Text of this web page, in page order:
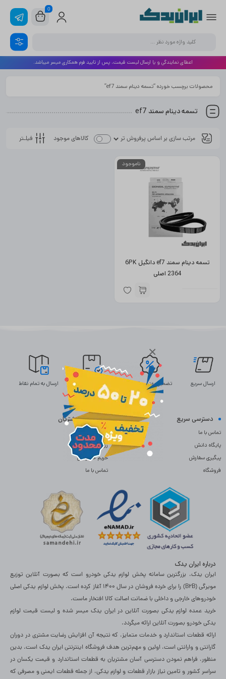
×
0
اعطای نمایندگی و یا ارسال لیست قیمت، پس از تایید فرم همکاری میسر میباشد.
محصولات برچسب خورده “تسمه دینام سمند ef7”
تسمه دینام سمند ef7
فیلـتر کالاهای موجود
ناموجود
تسمه دینام سمند ef7 دانگیل 6PK
2364 اصلی
ارسال سریع تضمین بهترین قیمت ضمانت اصالت ارسال به تمام نقاط
دسترسی سریع
تماس با ما
پایگاه دانش
پیگیری سفارش
فروشگاه
خدمات مشتریان
سوالات متداول
رویه بازگردانی کالا
حریم خصوصی
تماس با ما
درباره ایران یدک
ایران یدک، بزرگترین سامانه پخش لوازم یدکی خودرو است که بصورت آنلاین توزیع
مویرگی (B2B) را برای خرده فروشان در سال 1400 آغاز کرده است. پخش لوازم یدکی اصلی
خودروهای خارجی و داخلی با ضمانت اصالت کالا افتخار ماست.
خرید عمده لوازم یدکی بصورت آنلاین در ایران یدک میسر شده و لیست قیمت لوازم
یدکی خودرو بصورت آنلاین ارائه میگردد.
ارائه قطعات استاندارد و خدمات متمایز، که نتیجه آن افزایش رضایت مشتری در دوران
گارانتی و وارانتی است، اولین و مهم‌ترین هدف فروشگاه اینترنتی ایران یدک است. بدین
منظور، فراهم نمودن دسترسی آسان مشتریان به قطعات استاندارد و قیمت یکسان در
سراسر کشور و تامین نیاز بازار قطعات و لوازم یدکی، از جمله قطعات ایمنی و مصرفی که